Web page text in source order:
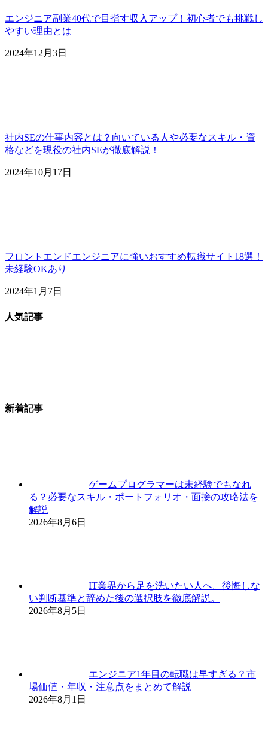
エンジニア副業40代で目指す収入アップ！初心者でも挑戦し
やすい理由とは
2024年12月3日
社内SEの仕事内容とは？向いている人や必要なスキル・資
格などを現役の社内SEが徹底解説！
2024年10月17日
フロントエンドエンジニアに強いおすすめ転職サイト18選！
未経験OKあり
2024年1月7日
人気記事
新着記事
ゲームプログラマーは未経験でもなれ
る？必要なスキル・ポートフォリオ・面接の攻略法を
解説
2026年8月6日
IT業界から足を洗いたい人へ。後悔しな
い判断基準と辞めた後の選択肢を徹底解説。
2026年8月5日
エンジニア1年目の転職は早すぎる？市
場価値・年収・注意点をまとめて解説
2026年8月1日